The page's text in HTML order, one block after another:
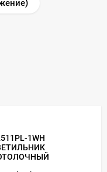
1WH